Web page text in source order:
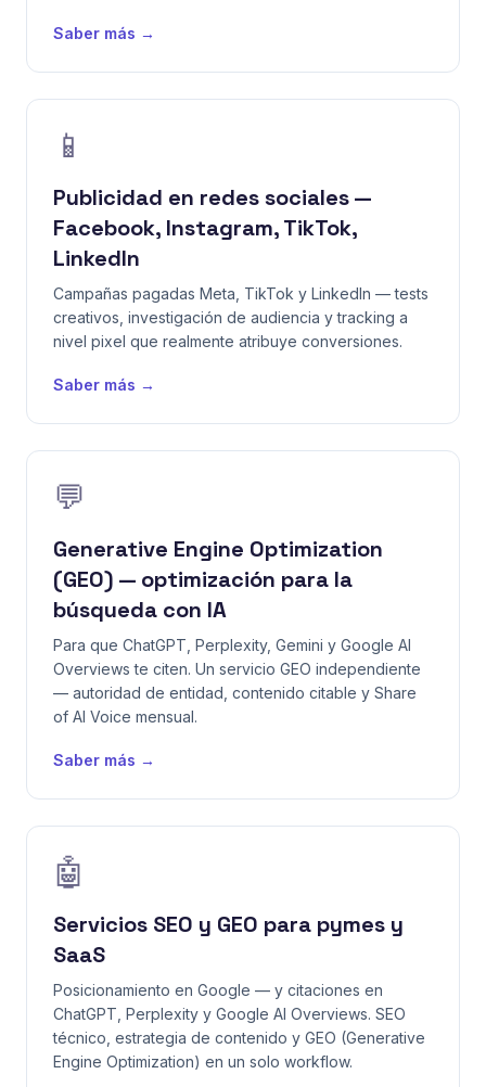
Saber más →
📱
Publicidad en redes sociales —
Facebook, Instagram, TikTok,
LinkedIn
Campañas pagadas Meta, TikTok y LinkedIn — tests
creativos, investigación de audiencia y tracking a
nivel pixel que realmente atribuye conversiones.
Saber más →
💬
Generative Engine Optimization
(GEO) — optimización para la
búsqueda con IA
Para que ChatGPT, Perplexity, Gemini y Google AI
Overviews te citen. Un servicio GEO independiente
— autoridad de entidad, contenido citable y Share
of AI Voice mensual.
Saber más →
🤖
Servicios SEO y GEO para pymes y
SaaS
Posicionamiento en Google — y citaciones en
ChatGPT, Perplexity y Google AI Overviews. SEO
técnico, estrategia de contenido y GEO (Generative
Engine Optimization) en un solo workflow.